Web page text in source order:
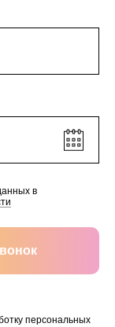
в
персональных